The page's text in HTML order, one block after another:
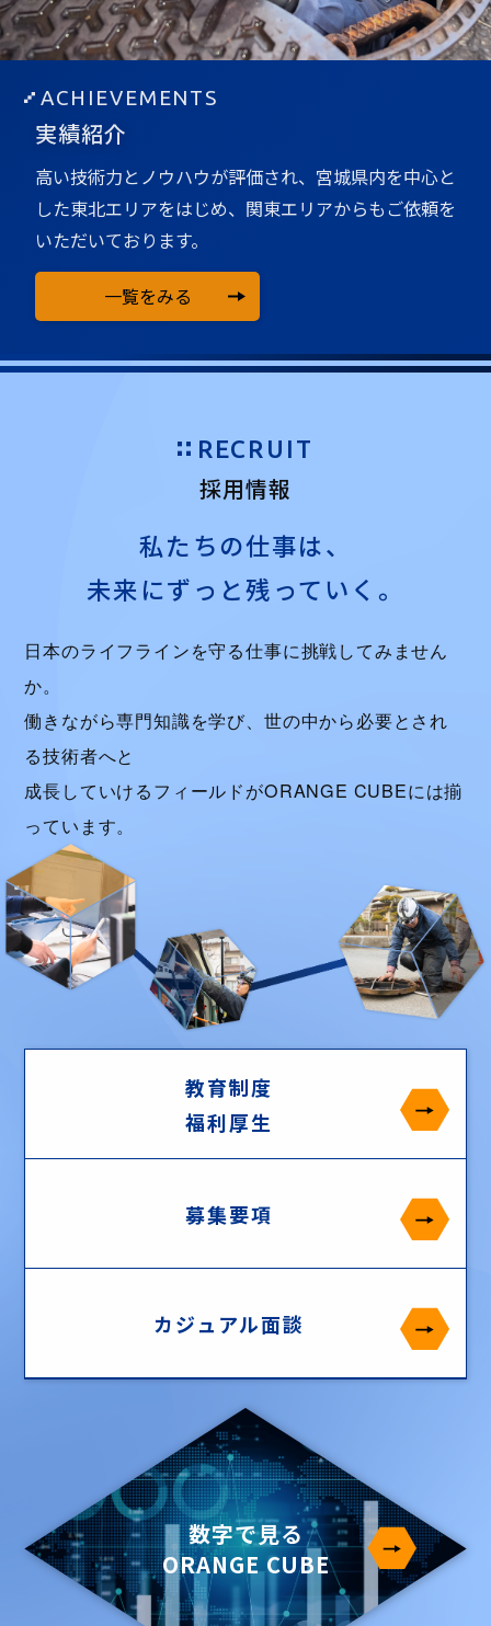
ACHIEVEMENTS
実績紹介
高い技術力とノウハウが評価され、宮城県内を中心と
した東北エリアをはじめ、関東エリアからもご依頼を
いただいております。
一覧をみる
RECRUIT
採用情報
私たちの仕事は、
未来にずっと残っていく。
日本のライフラインを守る仕事に挑戦してみません
か。
働きながら専門知識を学び、世の中から必要とされ
る技術者へと
成長していけるフィールドがORANGE CUBEには揃
っています。
教育制度
福利厚生
募集要項
カジュアル面談
数字で見る
ORANGE CUBE